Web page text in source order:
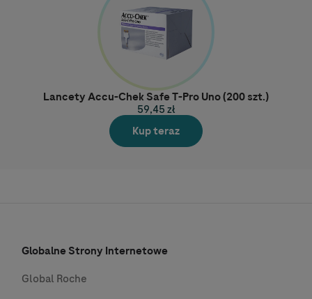
Lancety Accu-Chek Safe T-Pro Uno (200 szt.)
59,45 zł
Kup teraz
Globalne Strony Internetowe
Global Roche